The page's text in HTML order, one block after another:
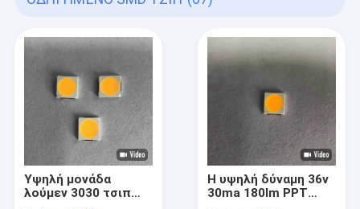
Υψηλή μονάδα
λούμεν 3030 τσιπ
Η υψηλή δύναμη 36v
30ma 180lm PPT